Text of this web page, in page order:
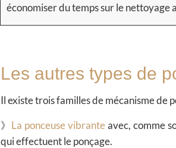
économiser du temps sur le nettoyage
Les autres types de
Il existe trois familles de mécanisme de
》​ La ponceuse vibranteavec, comme
qui effectuent le ponçage.